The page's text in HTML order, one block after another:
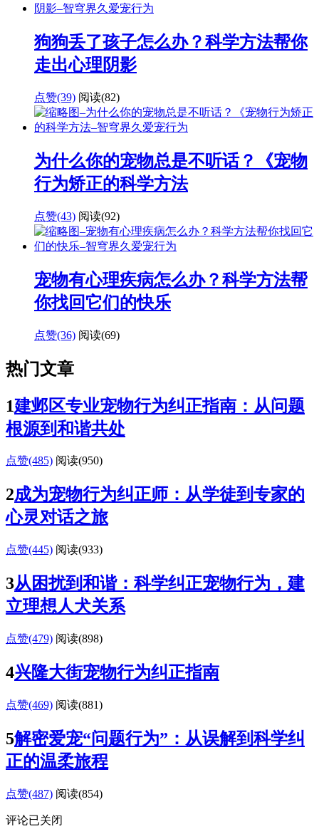
狗狗丢了孩子怎么办？科学方法帮你
走出心理阴影
点赞(39) 阅读(82)
为什么你的宠物总是不听话？《宠物
行为矫正的科学方法
点赞(43) 阅读(92)
宠物有心理疾病怎么办？科学方法帮
你找回它们的快乐
点赞(36) 阅读(69)
热门文章
1建邺区专业宠物行为纠正指南：从问题
根源到和谐共处
点赞(485) 阅读(950)
2成为宠物行为纠正师：从学徒到专家的
心灵对话之旅
点赞(445) 阅读(933)
3从困扰到和谐：科学纠正宠物行为，建
立理想人犬关系
点赞(479) 阅读(898)
4兴隆大街宠物行为纠正指南
点赞(469) 阅读(881)
5解密爱宠“问题行为”：从误解到科学纠
正的温柔旅程
点赞(487) 阅读(854)
评论已关闭